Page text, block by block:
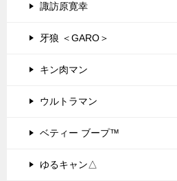
諏訪原寛幸
牙狼 ＜GARO＞
キン肉マン
ウルトラマン
ベティー ブープ™
ゆるキャン△